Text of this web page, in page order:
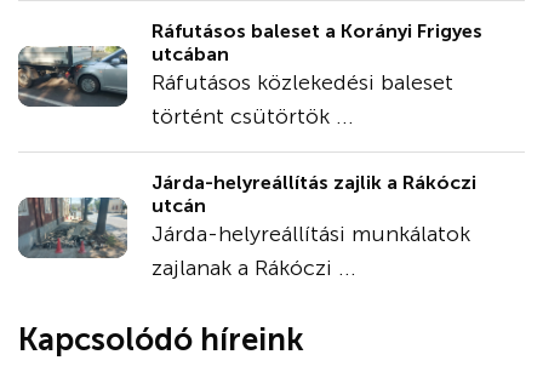
Ráfutásos baleset a Korányi Frigyes
utcában
Ráfutásos közlekedési baleset
történt csütörtök ...
Járda-helyreállítás zajlik a Rákóczi
utcán
Járda-helyreállítási munkálatok
zajlanak a Rákóczi ...
Kapcsolódó híreink